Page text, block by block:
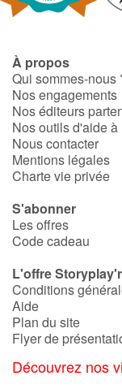
À propos
Qui sommes-nous
Nos engagements
Nos éditeurs
Nos outils d'aide
Nous contacter
Mentions légales
Charte vie privée
S'abonner
Les offres
Code cadeau
L'offre Storyplay'r
Conditions
Aide
Plan du site
Flyer de
Découvrez nos